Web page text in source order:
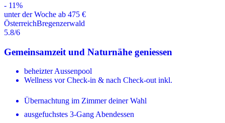
- 11%
unter der Woche ab 475 €
ÖsterreichBregenzerwald
5.8/6
Gemeinsamzeit und Naturnähe geniessen
beheizter Aussenpool
Wellness vor Check-in & nach Check-out inkl.
Übernachtung im Zimmer deiner Wahl
ausgefuchstes 3-Gang Abendessen